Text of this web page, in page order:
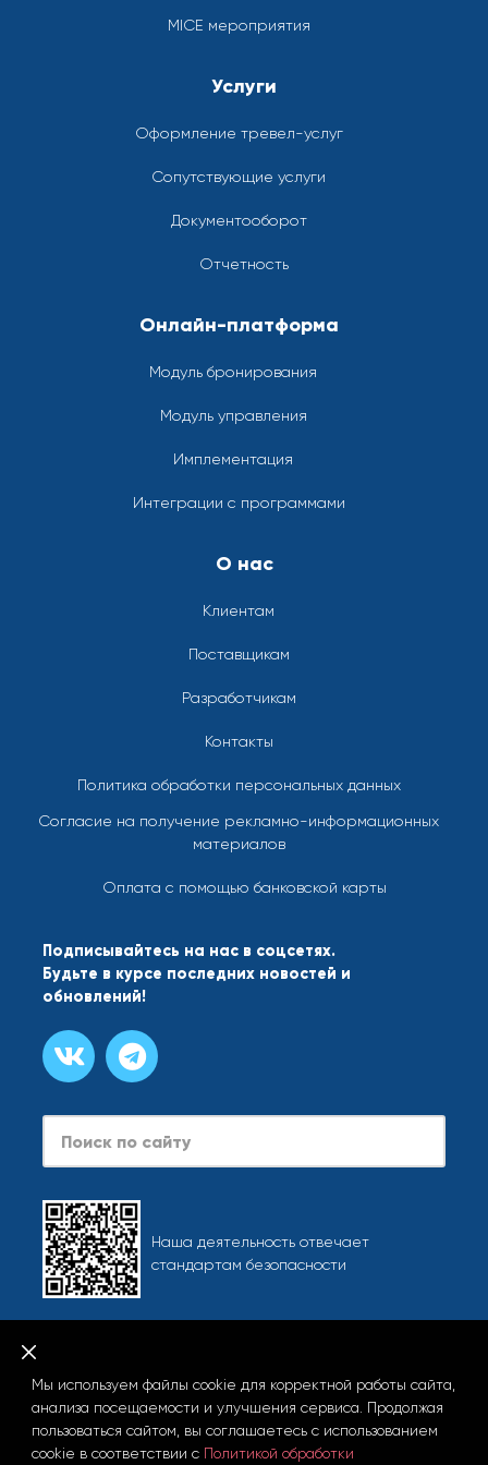
MICE мероприятия
Услуги
Оформление тревел-услуг
Сопутствующие услуги
Документооборот
Отчетность
Онлайн-платформа
Модуль бронирования
Модуль управления
Имплементация
Интеграции с программами
О нас
Клиентам
Поставщикам
Разработчикам
Контакты
Политика обработки персональных данных
Согласие на получение рекламно-информационных
материалов
Оплата с помощью банковской карты
Подписывайтесь на нас в соцсетях.
Будьте в курсе последних новостей и
обновлений!
Наша деятельность отвечает
стандартам безопасности
При использовании любых материалов сайта, включая
фотографии и тексты, активная ссылка на info.starliner.ru
Мы используем файлы cookie для корректной работы сайта,
анализа посещаемости и улучшения сервиса. Продолжая
пользоваться сайтом, вы соглашаетесь с использованием
cookie в соответствии с Политикой обработки